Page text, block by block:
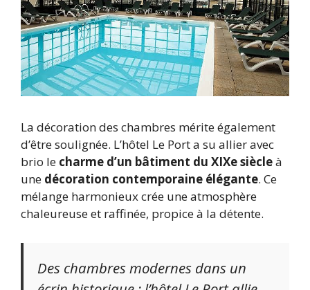
La décoration des chambres mérite également
d’être soulignée. L’hôtel Le Port a su allier avec
brio le charme d’un bâtiment du XIXe siècleà
une décoration contemporaine élégante. Ce
mélange harmonieux crée une atmosphère
chaleureuse et raffinée, propice à la détente.
Des chambres modernes dans un